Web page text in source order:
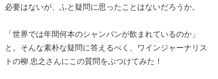
必要はないが、ふと疑問に思ったことはないだろうか。
「世界では年間何本のシャンパンが飲まれているのか」
と。そんな素朴な疑問に答えるべく、ワインジャーナリス
トの柳 忠之さんにこの質問をぶつけてみた！